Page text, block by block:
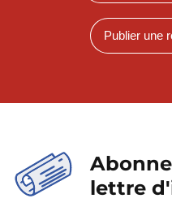
Publier une
lettre